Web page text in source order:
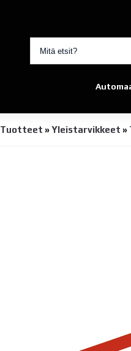
Tuotteet » Yleistarvikkeet »